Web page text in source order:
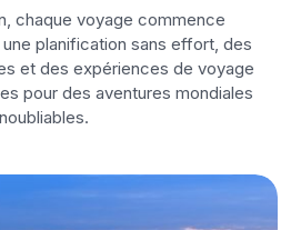
chaque voyage commence
planification sans effort, des
et des expériences de voyage
pour des aventures mondiales